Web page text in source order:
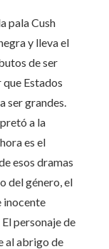
pala Cush
y lleva el
de ser
Estados
ser grandes.
a la
es el
esos dramas
del género, el
inocente
personaje de
al abrigo de